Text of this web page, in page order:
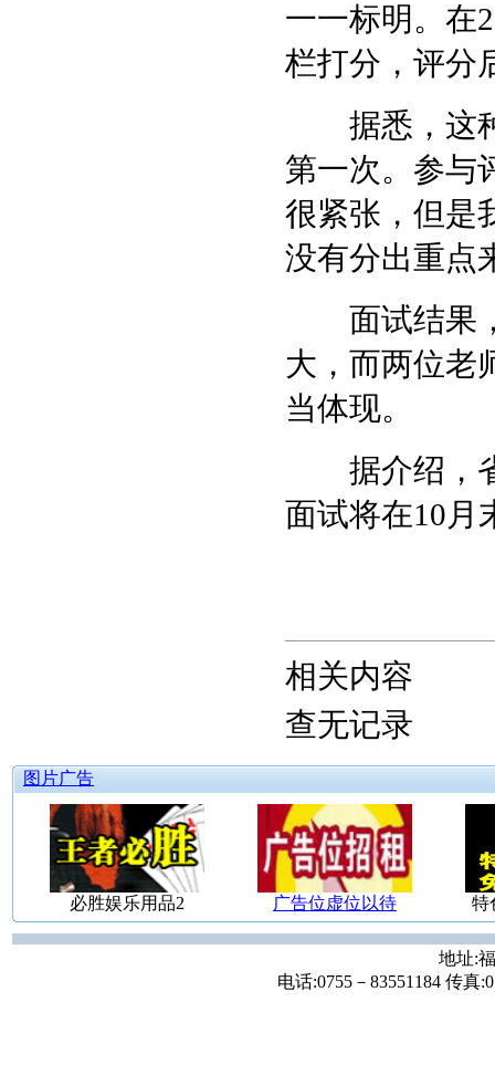
一一标明。在
栏打分，评分
据悉，这种
第一次。参与
很紧张，但是
没有分出重点
面试结果，
大，而两位老
当体现。
据介绍，省
面试将在10月
相关内容
查无记录
图片广告
必胜娱乐用品2 广告位虚位以待 特
地址:
电话:0755－83551184 传真